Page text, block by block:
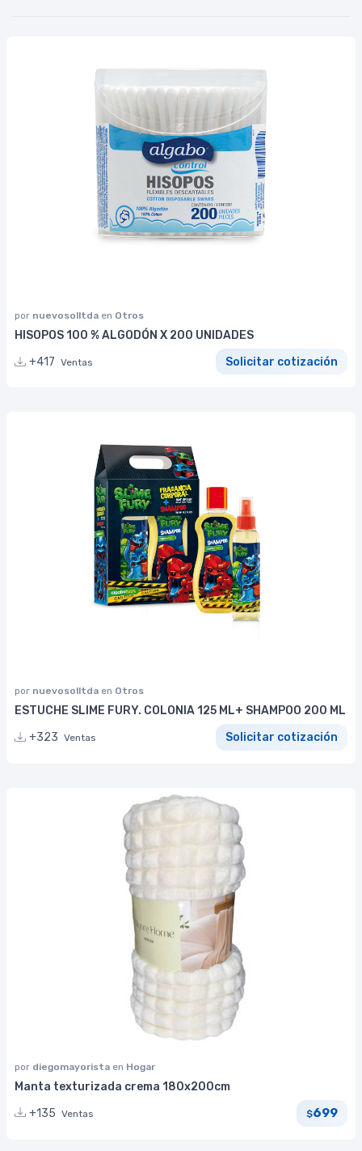
por nuevosolltda en Otros
HISOPOS 100 % ALGODÓN X 200 UNIDADES
+417 Ventas Solicitar cotización
por nuevosolltda en Otros
ESTUCHE SLIME FURY. COLONIA 125 ML+ SHAMPOO 200 ML
+323 Ventas Solicitar cotización
por diegomayorista en Hogar
Manta texturizada crema 180x200cm
+135 Ventas $699